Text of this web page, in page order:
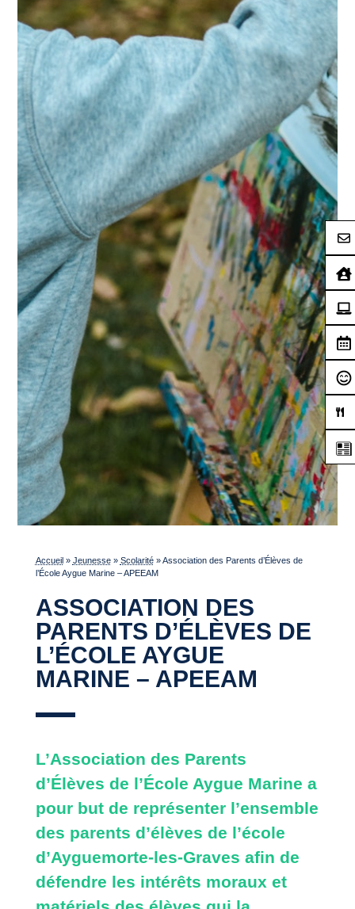
Accueil» Jeunesse» Scolarité»Association des Parents d’Élèves de
l’École Aygue Marine – APEEAM
ASSOCIATION DES
PARENTS D’ÉLÈVES DE
L’ÉCOLE AYGUE
MARINE – APEEAM
L’Association des Parents
d’Élèves de l’École Aygue Marine a
pour but de représenter l’ensemble
des parents d’élèves de l’école
d’Ayguemorte-les-Graves afin de
défendre les intérêts moraux et